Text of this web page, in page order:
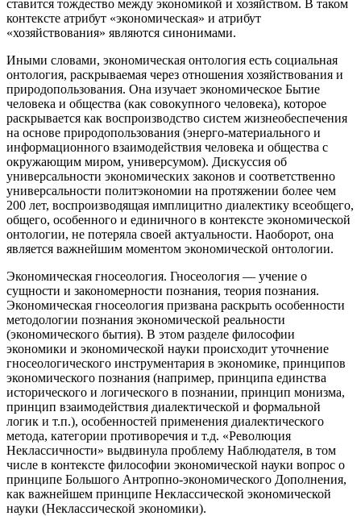
ставится тождество между экономикой и хозяйством. В таком
контексте атрибут «экономическая» и атрибут
«хозяйствования» являются синонимами.
Иными словами, экономическая онтология есть социальная
онтология, раскрываемая через отношения хозяйствования и
природопользования. Она изучает экономическое Бытие
человека и общества (как совокупного человека), которое
раскрывается как воспроизводство систем жизнеобеспечения
на основе природопользования (энерго-материального и
информационного взаимодействия человека и общества с
окружающим миром, универсумом). Дискуссия об
универсальности экономических законов и соответственно
универсальности политэкономии на протяжении более чем
200 лет, воспроизводящая имплицитно диалектику всеобщего,
общего, особенного и единичного в контексте экономической
онтологии, не потеряла своей актуальности. Наоборот, она
является важнейшим моментом экономической онтологии.
Экономическая гносеология. Гносеология — учение о
сущности и закономерности познания, теория познания.
Экономическая гносеология призвана раскрыть особенности
методологии познания экономической реальности
(экономического бытия). В этом разделе философии
экономики и экономической науки происходит уточнение
гносеологического инструментария в экономике, принципов
экономического познания (например, принципа единства
исторического и логического в познании, принцип монизма,
принцип взаимодействия диалектической и формальной
логик и т.п.), особенностей применения диалектического
метода, категории противоречия и т.д. «Революция
Неклассичности» выдвинула проблему Наблюдателя, в том
числе в контексте философии экономической науки вопрос о
принципе Большого Антропно-экономического Дополнения,
как важнейшем принципе Неклассической экономической
науки (Неклассической экономики).